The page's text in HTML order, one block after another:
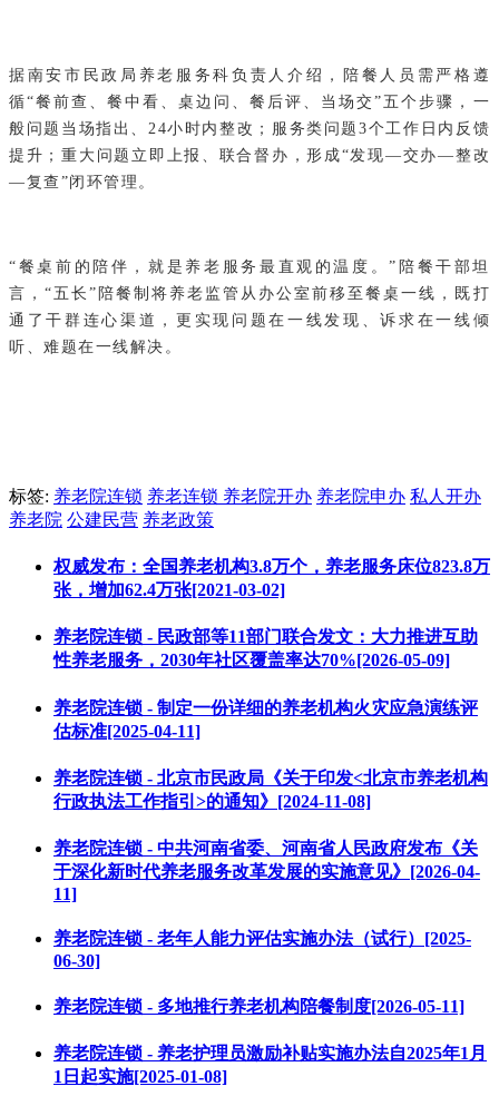
据南安市民政局养老服务科负责人介绍，陪餐人员需严格遵
循“餐前查、餐中看、桌边问、餐后评、当场交”五个步骤，一
般问题当场指出、24小时内整改；服务类问题3个工作日内反馈
提升；重大问题立即上报、联合督办，形成“发现—交办—整改
—复查”闭环管理。
“餐桌前的陪伴，就是养老服务最直观的温度。”陪餐干部坦
言，“五长”陪餐制将养老监管从办公室前移至餐桌一线，既打
通了干群连心渠道，更实现问题在一线发现、诉求在一线倾
听、难题在一线解决。
标签: 养老院连锁 养老连锁 养老院开办 养老院申办 私人开办
养老院 公建民营 养老政策
权威发布：全国养老机构3.8万个，养老服务床位823.8万
张，增加62.4万张[2021-03-02]
养老院连锁 - 民政部等11部门联合发文：大力推进互助
性养老服务，2030年社区覆盖率达70%[2026-05-09]
养老院连锁 - 制定一份详细的养老机构火灾应急演练评
估标准[2025-04-11]
养老院连锁 - 北京市民政局《关于印发<北京市养老机构
行政执法工作指引>的通知》[2024-11-08]
养老院连锁 - 中共河南省委、河南省人民政府发布《关
于深化新时代养老服务改革发展的实施意见》[2026-04-
11]
养老院连锁 - 老年人能力评估实施办法（试行）[2025-
06-30]
养老院连锁 - 多地推行养老机构陪餐制度[2026-05-11]
养老院连锁 - 养老护理员激励补贴实施办法自2025年1月
1日起实施[2025-01-08]